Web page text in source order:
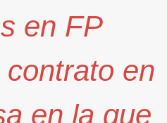
en FP
en
en la que